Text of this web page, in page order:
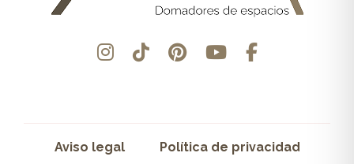
Aviso legal Política de privacidad